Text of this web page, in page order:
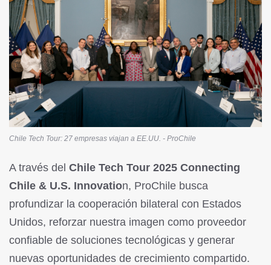
Chile Tech Tour: 27 empresas viajan a EE.UU. - ProChile
A través del Chile Tech Tour 2025 Connecting
Chile & U.S. Innovation, ProChile busca
profundizar la cooperación bilateral con Estados
Unidos, reforzar nuestra imagen como proveedor
confiable de soluciones tecnológicas y generar
nuevas oportunidades de crecimiento compartido.